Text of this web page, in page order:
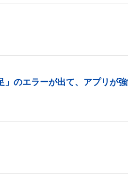
のエラーが出て、アプリが